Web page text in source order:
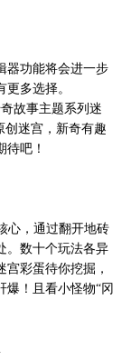
器功能将会进一步
多选择。
故事主题系列迷
创迷宫，新奇有趣
吧！
心，通过翻开地砖
。数十个玩法各异
彩蛋待你挖掘，
爆！且看小怪物“冈